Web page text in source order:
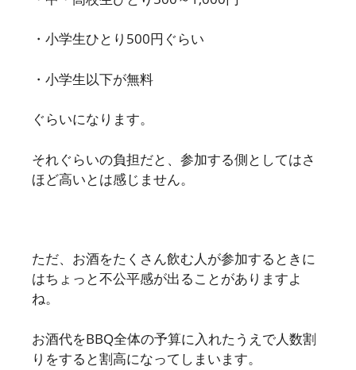
・小学生ひとり500円ぐらい
・小学生以下が無料
ぐらいになります。
それぐらいの負担だと、参加する側としてはさ
ほど高いとは感じません。
ただ、お酒をたくさん飲む人が参加するときに
はちょっと不公平感が出ることがありますよ
ね。
お酒代をBBQ全体の予算に入れたうえで人数割
りをすると割高になってしまいます。